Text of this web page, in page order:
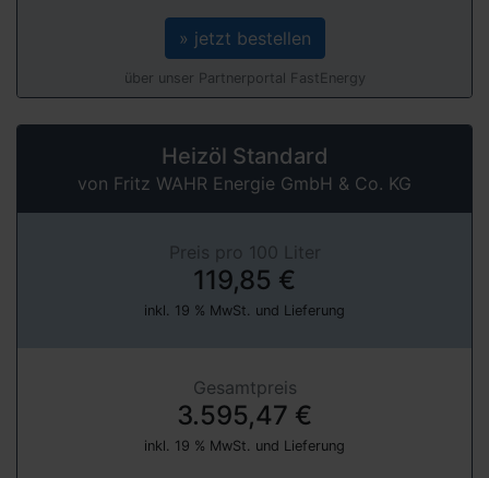
» jetzt bestellen
über unser Partnerportal FastEnergy
Heizöl Standard
von Fritz WAHR Energie GmbH & Co. KG
Preis pro 100 Liter
119,85 €
inkl. 19 % MwSt. und Lieferung
Gesamtpreis
3.595,47 €
inkl. 19 % MwSt. und Lieferung